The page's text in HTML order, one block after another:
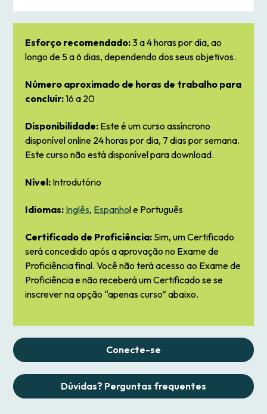
Esforço recomendado:3 a 4 horas por dia, ao
longo de 5 a 6 dias, dependendo dos seus objetivos.
Número aproximado de horas de trabalho para
concluir:16 a 20
Disponibilidade: Este é um curso assíncrono
disponível online 24 horas por dia, 7 dias por semana.
Este curso não está disponível para download.
Nível: Introdutório
Idiomas: Inglês, Espanhol e Português
Certificado de Proficiência: Sim, um Certificado
será concedido após a aprovação no Exame de
Proficiência final. Você não terá acesso ao Exame de
Proficiência e não receberá um Certificado se se
inscrever na opção “apenas curso” abaixo.
Conecte-se
Dúvidas? Perguntas frequentes